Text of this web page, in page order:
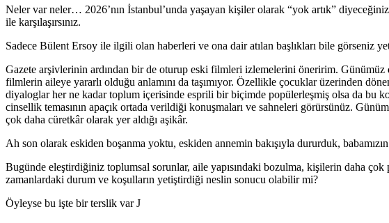
Neler var neler… 2026’nın İstanbul’unda yaşayan kişiler olarak “yok artık”
ile karşılaşırsınız.
Sadece Bülent Ersoy ile ilgili olan haberleri ve ona dair atılan başlıkları bile görseniz
Gazete arşivlerinin ardından bir de oturup eski filmleri izlemelerini öneririm.
filmlerin aileye yararlı olduğu anlamını da taşımıyor. Özellikle çocuklar üzerinden
diyaloglar her ne kadar toplum içerisinde esprili bir biçimde popülerleşmiş olsa da bu
cinsellik temasının apaçık ortada verildiği konuşmaları ve sahneleri görürsünüz.
çok daha cüretkâr olarak yer aldığı aşikâr.
Ah son olarak eskiden boşanma yoktu, eskiden annemin bakışıyla dururduk,
Bugünde eleştirdiğiniz toplumsal sorunlar, aile yapısındaki bozulma, kişilerin daha
zamanlardaki durum ve koşulların yetiştirdiği neslin sonucu olabilir mi?
Öyleyse bu işte bir terslik var J